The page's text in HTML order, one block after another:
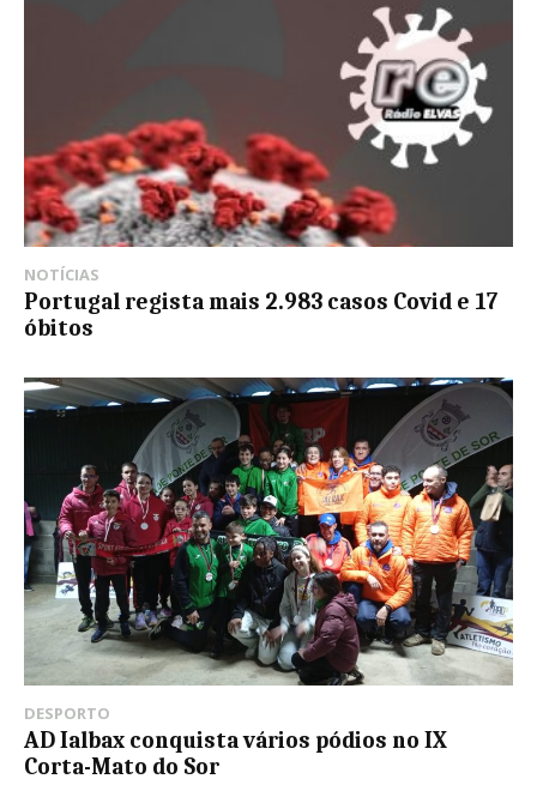
NOTÍCIAS
Portugal regista mais 2.983 casos Covid e 17
óbitos
DESPORTO
AD Ialbax conquista vários pódios no IX
Corta-Mato do Sor